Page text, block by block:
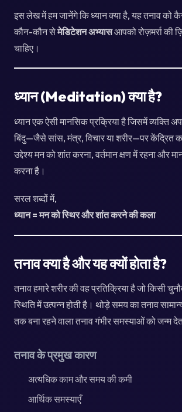
इस लेख में हम जानेंगे कि ध्यान क्या है, यह तनाव को
कौन-कौन सेमेडिटेशन अभ्यासआपको रोज़मर्रा की
चाहिए।
ध्यान (Meditation) क्या है?
ध्यान एक ऐसी मानसिक प्रक्रिया है जिसमें व्यक्ति
बिंदु—जैसे सांस, मंत्र, विचार या शरीर—पर केंद्रित
उद्देश्य मन को शांत करना, वर्तमान क्षण में रहना और
करना है।
सरल शब्दों में,
ध्यान = मन को स्थिर और शांत करने की कला
तनाव क्या है और यह क्यों होता है?
तनाव हमारे शरीर की वह प्रतिक्रिया है जो किसी
स्थिति में उत्पन्न होती है। थोड़े समय का तनाव
तक बना रहने वाला तनाव गंभीर समस्याओं को जन्म
तनाव के प्रमुख कारण
अत्यधिक काम और समय की कमी
आर्थिक समस्याएँ